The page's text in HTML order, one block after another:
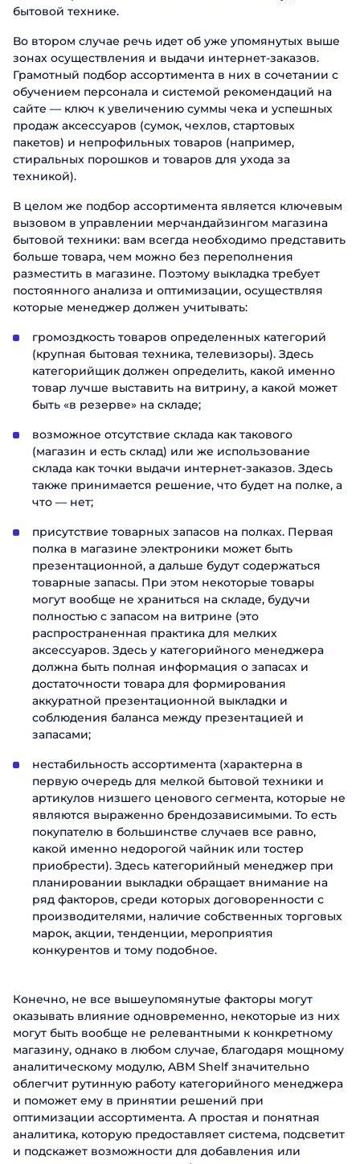
бытовой технике.
Во втором случае речь идет об уже упомянутых выше
зонах осуществления и выдачи интернет-заказов.
Грамотный подбор ассортимента в них в сочетании с
обучением персонала и системой рекомендаций на
сайте — ключ к увеличению суммы чека и успешных
продаж аксессуаров (сумок, чехлов, стартовых
пакетов) и непрофильных товаров (например,
стиральных порошков и товаров для ухода за
техникой).
В целом же подбор ассортимента является ключевым
вызовом в управлении мерчандайзингом магазина
бытовой техники: вам всегда необходимо представить
больше товара, чем можно без переполнения
разместить в магазине. Поэтому выкладка требует
постоянного анализа и оптимизации, осуществляя
которые менеджер должен учитывать:
громоздкость товаров определенных категорий
(крупная бытовая техника, телевизоры). Здесь
категорийщик должен определить, какой именно
товар лучше выставить на витрину, а какой может
быть «в резерве» на складе;
возможное отсутствие склада как такового
(магазин и есть склад) или же использование
склада как точки выдачи интернет-заказов. Здесь
также принимается решение, что будет на полке, а
что — нет;
присутствие товарных запасов на полках. Первая
полка в магазине электроники может быть
презентационной, а дальше будут содержаться
товарные запасы. При этом некоторые товары
могут вообще не храниться на складе, будучи
полностью с запасом на витрине (это
распространенная практика для мелких
аксессуаров. Здесь у категорийного менеджера
должна быть полная информация о запасах и
достаточности товара для формирования
аккуратной презентационной выкладки и
соблюдения баланса между презентацией и
запасами;
нестабильность ассортимента (характерна в
первую очередь для мелкой бытовой техники и
артикулов низшего ценового сегмента, которые не
являются выраженно брендозависимыми. То есть
покупателю в большинстве случаев все равно,
какой именно недорогой чайник или тостер
приобрести). Здесь категорийный менеджер при
планировании выкладки обращает внимание на
ряд факторов, среди которых договоренности с
производителями, наличие собственных торговых
марок, акции, тенденции, мероприятия
конкурентов и тому подобное.
Конечно, не все вышеупомянутые факторы могут
оказывать влияние одновременно, некоторые из них
могут быть вообще не релевантными к конкретному
магазину, однако в любом случае, благодаря мощному
аналитическому модулю, ABM Shelf значительно
облегчит рутинную работу категорийного менеджера
и поможет ему в принятии решений при
оптимизации ассортимента. А простая и понятная
аналитика, которую предоставляет система, подсветит
и подскажет возможности для добавления или
Заказать презентацию
Заполните форму, чтобы узнать больше о
ABM Cloud
Телефон
Должность
Название компании
Отправить
Спасибо за обращение.
Мы ценим, что вы заинтересовались именно
продуктами. Один из наших сотрудников
Заказать звонок
Поговорите с нашим экспертом уже
Имя
Телефон
Отправить
Спасибо за обращение.
Мы ценим, что вы заинтересовались именно
продуктами. Один из наших сотрудников
вами в ближайшее время. Хорошего дня!
Спасибо за обращение.
Мы ценим, что вы заинтересовались именно
продуктами. Один из наших сотрудников
вами в ближайшее время. Хорошего дня!